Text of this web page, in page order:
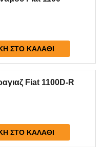
ΣΤΟ ΚΑΛΆΘΙ
Fiat 1100D-R
ΣΤΟ ΚΑΛΆΘΙ